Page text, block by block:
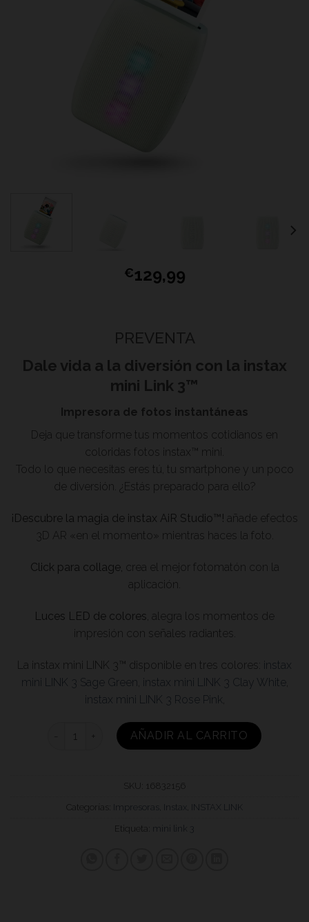
€129,99
PREVENTA
Dale vida a la diversión con la instax
mini Link 3™
Impresora de fotos instantáneas
Deja que transforme tus momentos cotidianos en
coloridas fotos instax™ mini.
Todo lo que necesitas eres tú, tu smartphone y un poco
de diversión. ¿Estás preparado para ello?
¡Descubre la magia de instax AiR Studio™! añade efectos
3D AR «en el momento» mientras haces la foto.
Click para collage, crea el mejor fotomatón con la
aplicación.
Luces LED de colores, alegra los momentos de
impresión con señales radiantes.
La instax mini LINK 3™ disponible en tres colores: instax
mini LINK 3 Sage Green instax mini LINK 3 Clay White
instax mini LINK 3 Rose Pink
INSTAX MINI LINK 3 SAGE GREEN cantidad
AÑADIR AL CARRITO
SKU: 16832156
Categorías: Impresoras Instax INSTAX LINK
Etiqueta: mini link 3